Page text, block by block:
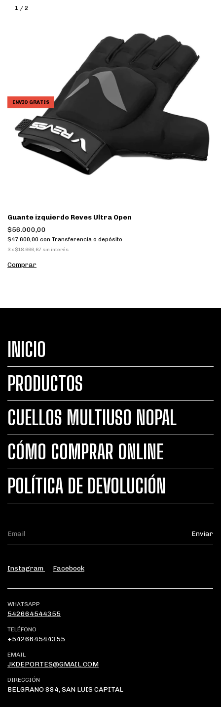
1 / 2
ENVÍO GRATIS
Guante izquierdo Reves Ultra Open
$56.000,00
$47.600,00 con Transferencia o depósito
3x $18.666,67 sin interés
Comprar
INICIO
PRODUCTOS
CUELLOS MULTIUSO NOPAL
CÓMO COMPRAR ONLINE
POLÍTICA DE DEVOLUCIÓN
Instagram Facebook
WHATSAPP
542664544355
TELÉFONO
+542664544355
EMAIL
JKDEPORTES@GMAIL.COM
DIRECCIÓN
BELGRANO 884, SAN LUIS CAPITAL